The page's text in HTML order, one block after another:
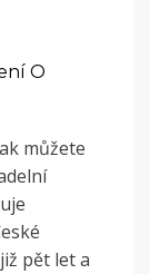
O
můžete
pět let a